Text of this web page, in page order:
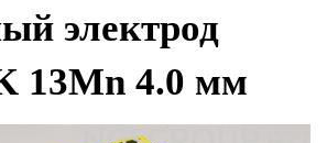
электрод
13Mn 4.0 мм